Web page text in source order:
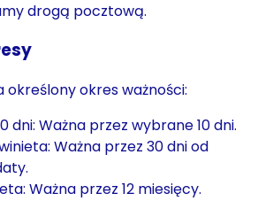
drogą pocztową.
określony okres ważności:
dni: Ważna przez wybrane 10 dni.
Ważna przez 30 dni od
Ważna przez 12 miesięcy.